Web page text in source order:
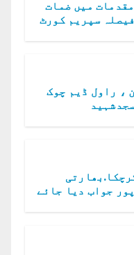
عمران خان کی 9مقدمات میں ضمات
سپریم کورٹ
، راول ڈیم چوک
جواب دیا جائے